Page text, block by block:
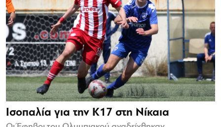
Ισοπαλία για την Κ17 στη Νίκαια